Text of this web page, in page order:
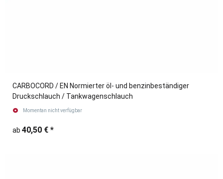
CARBOCORD / EN Normierter öl- und benzinbeständiger
Druckschlauch / Tankwagenschlauch
Momentan nicht verfügbar
ab 40,50 € *